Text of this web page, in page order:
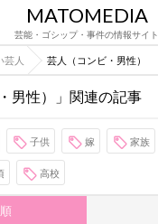
MATOMEDIA
芸能・ゴシップ・事件の情報サイト
芸人 芸人（コンビ・男性）
男性）」関連の記事
子供 嫁 家族
高校